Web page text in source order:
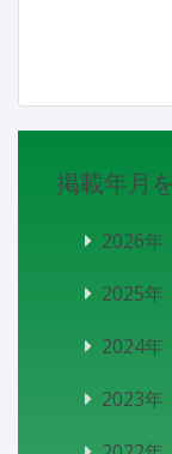
掲載年月
2026年
2025年
2024年
2023年